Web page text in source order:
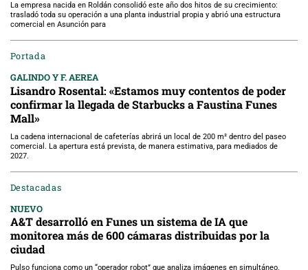
La empresa nacida en Roldán consolidó este año dos hitos de su crecimiento:
trasladó toda su operación a una planta industrial propia y abrió una estructura
comercial en Asunción para
Portada
GALINDO Y F. AEREA
Lisandro Rosental: «Estamos muy contentos de poder
confirmar la llegada de Starbucks a Faustina Funes
Mall»
La cadena internacional de cafeterías abrirá un local de 200 m² dentro del paseo
comercial. La apertura está prevista, de manera estimativa, para mediados de
2027.
Destacadas
NUEVO
A&T desarrolló en Funes un sistema de IA que
monitorea más de 600 cámaras distribuidas por la
ciudad
Pulso funciona como un “operador robot” que analiza imágenes en simultáneo,